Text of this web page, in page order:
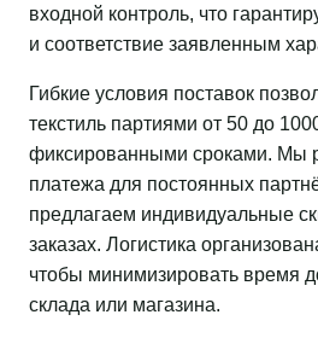
входной контроль, что
и соответствие заявленным
Гибкие условия поставок
текстиль партиями от 50 до
фиксированными сроками. Мы
платежа для постоянных
предлагаем индивидуальные
заказах. Логистика
чтобы минимизировать время
склада или магазина.